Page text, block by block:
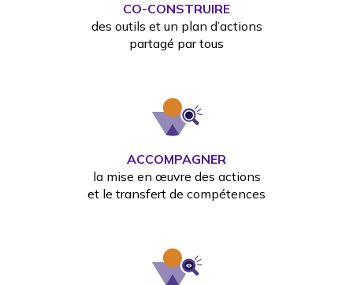
CO-CONSTRUIRE
des outils et un plan d’actions
partagé par tous
ACCOMPAGNER
la mise en œuvre des actions
et le transfert de compétences